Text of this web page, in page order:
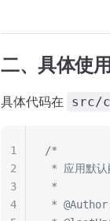
二、具体使用
具体代码在 src/
/*
* 应用默认
*
*
1
2
3
4